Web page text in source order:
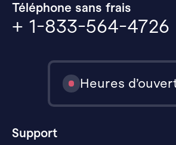
Téléphone sans frais
+ 1-833-564-4726
Heures
Support